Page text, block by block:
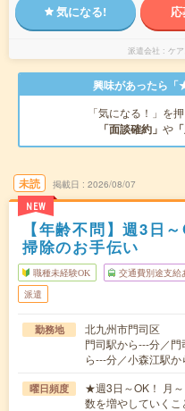
気になる!
派遣会社 ケ
興味があったら「
「気になる！」を
「面談確約」 や
未読
NEW
掲載日 2026/08/07
【年齢不問】週3日
掃除のお手伝い
職種未経験OK 交通費別途支給
派遣
勤務地
北九州市門司区
門司駅から---分／
ら---分／小森江駅
曜日頻度
★週3日～OK！ 月
数を増やしていくこ